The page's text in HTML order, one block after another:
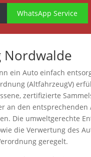
WhatsApp Service
ein Auto einfach
(AltfahrzeugV)
zertifizierte
an den
Die umweltgerechte
die Verwertung des
geregelt.